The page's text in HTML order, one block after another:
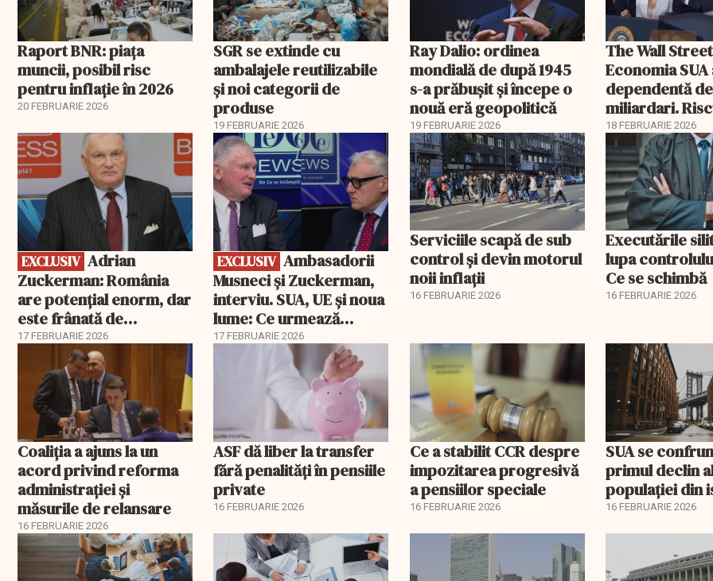
Raport BNR: piața
muncii, posibil risc
pentru inflație în 2026
20 FEBRUARIE 2026
SGR se extinde cu
ambalajele reutilizabile
și noi categorii de
produse
19 FEBRUARIE 2026
Ray Dalio: ordinea
mondială de după 1945
s-a prăbușit și începe o
nouă eră geopolitică
19 FEBRUARIE 2026
The Wall
Economia
dependentă de
miliardari.
pentru burse
18 FEBRUARIE 2026
EXCLUSIV
EXCLUSIV
Zuckerman: România
are potențial enorm, dar
este frânată de
corupție, companii de
stat și influența
propagandei ruse
17 FEBRUARIE 2026
EXCLUSIV
EXCLUSIV Ambasadorii
Musneci și Zuckerman,
interviu. SUA, UE și noua
lume: Ce urmează
pentru România
17 FEBRUARIE 2026
Serviciile scapă de sub
control și devin motorul
noii inflații
16 FEBRUARIE 2026
Executările
lupa
Ce se schimbă
16 FEBRUARIE 2026
Coaliția a ajuns la un
acord privind reforma
administrației și
măsurile de relansare
16 FEBRUARIE 2026
ASF dă liber la transfer
fără penalități în pensiile
private
16 FEBRUARIE 2026
Ce a stabilit CCR despre
impozitarea progresivă
a pensiilor speciale
16 FEBRUARIE 2026
SUA se
primul declin
populației din
16 FEBRUARIE 2026